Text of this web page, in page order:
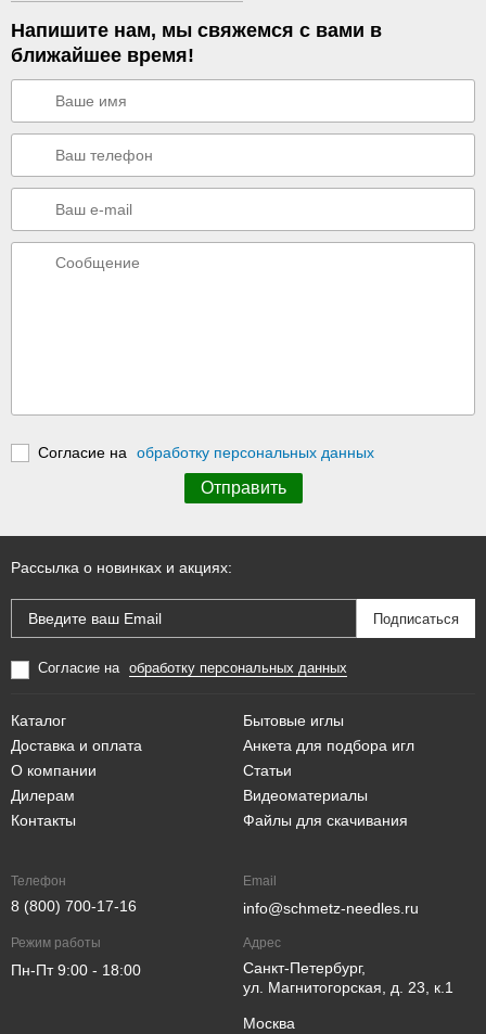
Напишите нам, мы свяжемся с вами в
ближайшее время!
Согласие на обработку персональных данных
Рассылка о новинках и акциях:
Согласие на обработку персональных данных
Каталог
Доставка и оплата
О компании
Дилерам
Контакты
Бытовые иглы
Анкета для подбора игл
Статьи
Видеоматериалы
Файлы для скачивания
Телефон
8 (800) 700-17-16
Email
info@schmetz-needles.ru
Режим работы
Пн-Пт 9:00 - 18:00
Адрес
Санкт-Петербург,
ул. Магнитогорская, д. 23, к.1
Москва